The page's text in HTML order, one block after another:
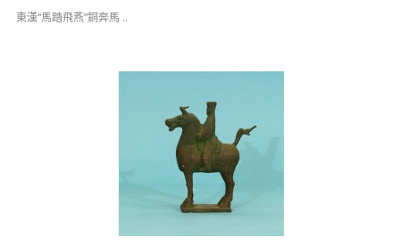
東漢“馬踏飛燕”銅奔馬 ..